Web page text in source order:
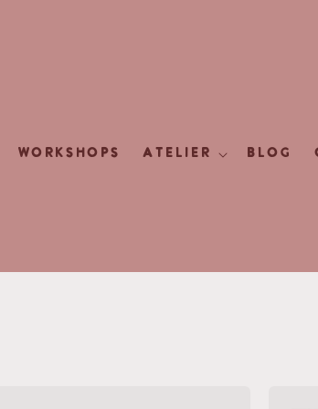
WORKSHOPS ATELIER BLOG